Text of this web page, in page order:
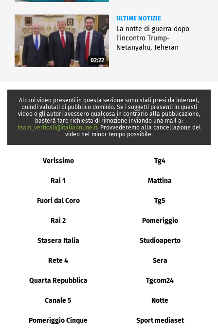
02:22
ULTIME NOTIZIE
La notte di guerra dopo
l'incontro Trump-
Netanyahu, Teheran
Alcuni video presenti in questa sezione sono stati presi da internet,
quindi valutati di pubblico dominio. Se i soggetti presenti in questi
video o gli autori avessero qualcosa in contrario alla pubblicazione,
basterà fare richiesta di rimozione inviando una mail a:
team_verticali@italiaonline.it. Provvederemo alla cancellazione del
video nel minor tempo possibile.
Verissimo Tg4
Rai 1 Mattina
Fuori dal Coro Tg5
Rai 2 Pomeriggio
Stasera Italia Studioaperto
Rete 4 Sera
Quarta Repubblica Tgcom24
Canale 5 Notte
Pomeriggio Cinque Sport mediaset